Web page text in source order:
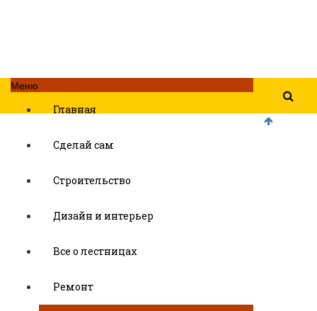
Меню
Главная
Сделай сам
Строительство
Дизайн и интерьер
Все о лестницах
Ремонт